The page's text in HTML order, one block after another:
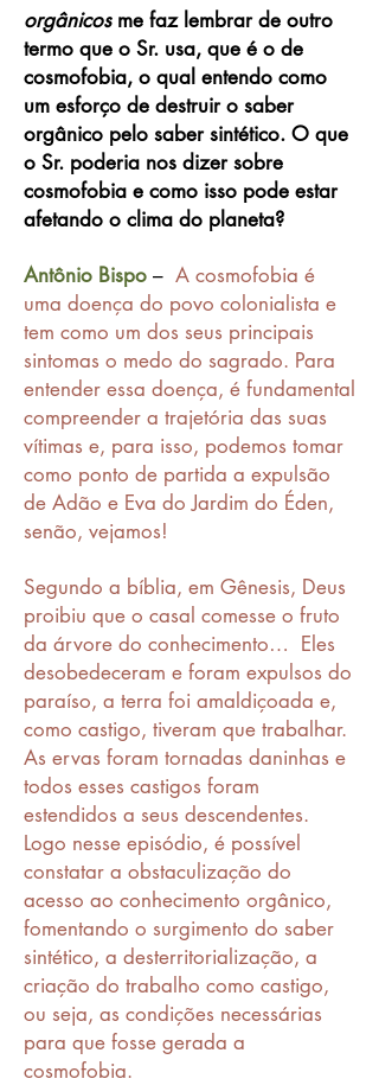
orgânicosme faz lembrar de outro
termo que o Sr. usa, que é o de
cosmofobia, o qual entendo como
um esforço de destruir o saber
orgânico pelo saber sintético. O que
o Sr. poderia nos dizer sobre
cosmofobia e como isso pode estar
afetando o clima do planeta?
Antônio Bispo – A cosmofobia é
uma doença do povo colonialista e
tem como um dos seus principais
sintomas o medo do sagrado. Para
entender essa doença, é fundamental
compreender a trajetória das suas
vítimas e, para isso, podemos tomar
como ponto de partida a expulsão
de Adão e Eva do Jardim do Éden,
senão, vejamos!
Segundo a bíblia, em Gênesis, Deus
proibiu que o casal comesse o fruto
da árvore do conhecimento… Eles
desobedeceram e foram expulsos do
paraíso, a terra foi amaldiçoada e,
como castigo, tiveram que trabalhar.
As ervas foram tornadas daninhas e
todos esses castigos foram
estendidos a seus descendentes.
Logo nesse episódio, é possível
constatar a obstaculização do
acesso ao conhecimento orgânico,
fomentando o surgimento do saber
sintético, a desterritorialização, a
criação do trabalho como castigo,
ou seja, as condições necessárias
para que fosse gerada a
cosmofobia.